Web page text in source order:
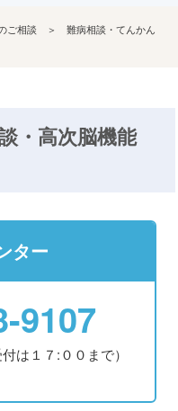
相談 ＞ 難病相談・てんかん
・高次脳機能
ター
9107
は１７:００まで）